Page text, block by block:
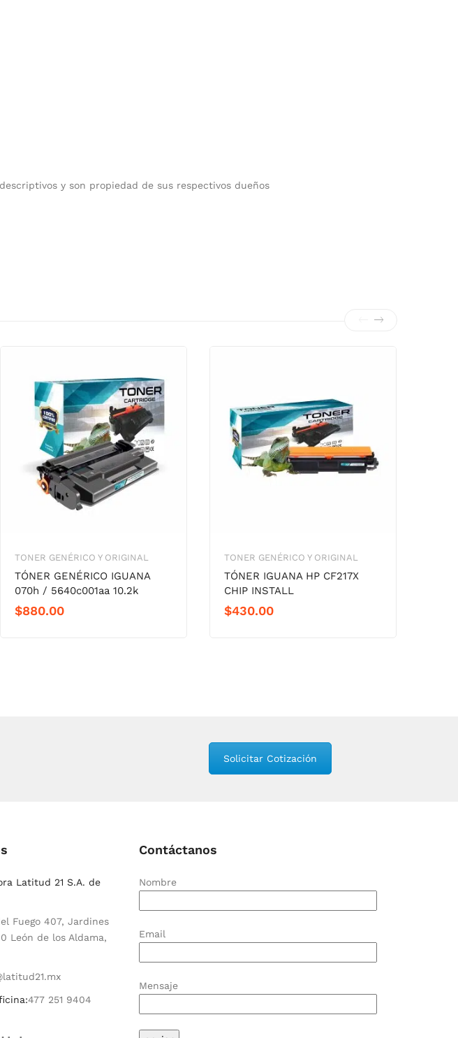
y son propiedad de sus respectivos dueños
TONER GENÉRICO Y ORIGINAL
TÓNER GENÉRICO IGUANA
070h / 5640c001aa 10.2k
$880.00
TONER GENÉRICO Y ORIGINAL
TÓNER IGUANA HP CF217X
CHIP INSTALL
$430.00
Solicitar Cotización
Latitud 21 S.A. de
Fuego 407, Jardines
León de los Aldama,
477 251 9404
Contáctanos
Nombre
Email
Mensaje